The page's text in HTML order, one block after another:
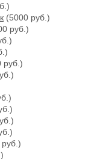
(5000 руб.)
руб.)
руб.)